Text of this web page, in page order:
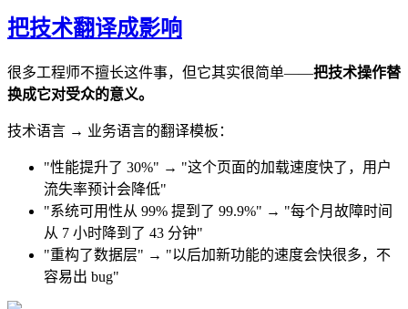
把技术翻译成影响
很多工程师不擅长这件事，但它其实很简单——把技术操作替
换成它对受众的意义。
技术语言 → 业务语言的翻译模板：
"性能提升了 30%" → "这个页面的加载速度快了，用户
流失率预计会降低"
"系统可用性从 99% 提到了 99.9%" → "每个月故障时间
从 7 小时降到了 43 分钟"
"重构了数据层" → "以后加新功能的速度会快很多，不
容易出 bug"